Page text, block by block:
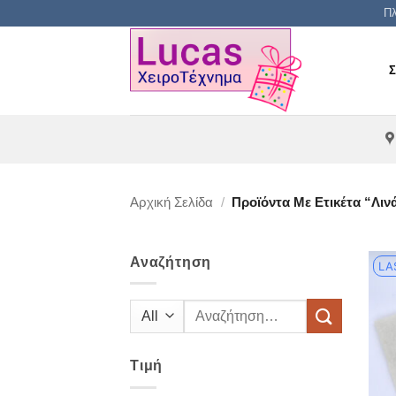
Αρχική Σελίδα / Προϊόντα Με Ετικέτα
Αναζήτηση
Αναζήτηση
Τιμή